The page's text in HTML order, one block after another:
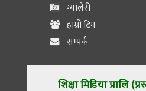
ग्यालेरी
हाम्रो टिम
सम्पर्क
शिक्षा मिडिया प्रालि